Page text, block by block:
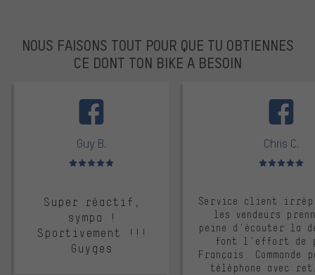
NOUS FAISONS TOUT POUR QUE TU OBTIENNES
CE DONT TON BIKE A BESOIN
Guy B.
Note moyenne : 5 sur 5
Super réactif,
sympa !
Sportivement !!!
Guyges
Chris C.
Note moyenne :
Service client
les vendeurs
peine d'écouter la
font l'effort de
Français. Commande
téléphone avec